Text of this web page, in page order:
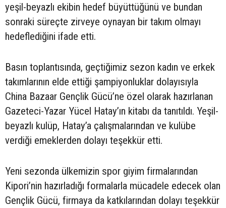
yeşil-beyazlı ekibin hedef büyüttüğünü ve bundan
sonraki süreçte zirveye oynayan bir takım olmayı
hedeflediğini ifade etti.
Basın toplantısında, geçtiğimiz sezon kadın ve erkek
takımlarının elde ettiği şampiyonluklar dolayısıyla
China Bazaar Gençlik Gücü’ne özel olarak hazırlanan
Gazeteci-Yazar Yücel Hatay’ın kitabı da tanıtıldı. Yeşil-
beyazlı kulüp, Hatay’a çalışmalarından ve kulübe
verdiği emeklerden dolayı teşekkür etti.
Yeni sezonda ülkemizin spor giyim firmalarından
Kipori’nin hazırladığı formalarla mücadele edecek olan
Gençlik Gücü, firmaya da katkılarından dolayı teşekkür